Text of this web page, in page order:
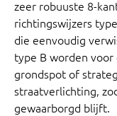
zeer robuuste 8-
richtingswijzers
die eenvoudig
type B worden
grondspot of
straatverlichting,
gewaarborgd blijft.